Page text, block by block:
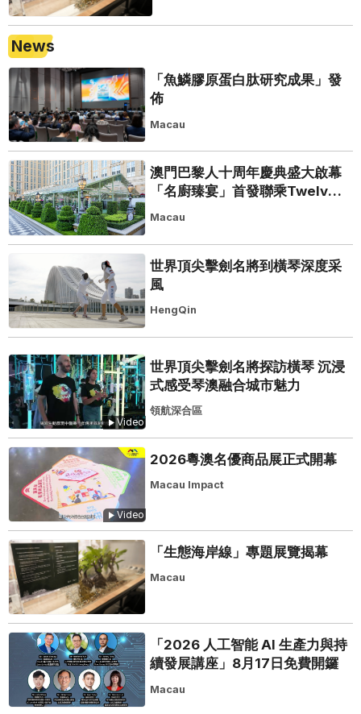
News
「魚鱗膠原蛋白肽研究成果」發
佈
Macau
澳門巴黎人十周年慶典盛大啟幕
「名廚臻宴」首發聯乘Twelve
25演繹極致法式風雅
Macau
世界頂尖擊劍名將到橫琴深度采
風
HengQin
Video
世界頂尖擊劍名將探訪橫琴 沉浸
式感受琴澳融合城市魅力
領航深合區
Video
2026粵澳名優商品展正式開幕
Macau Impact
「生態海岸線」專題展覽揭幕
Macau
「2026 人工智能 AI 生產力與持
續發展講座」8月17日免費開鑼
Macau